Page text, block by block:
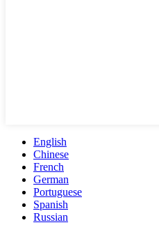
English
Chinese
French
German
Portuguese
Spanish
Russian